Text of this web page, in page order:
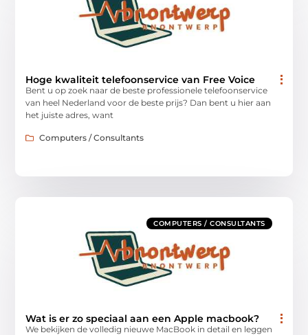
Hoge kwaliteit telefoonservice van Free Voice
Bent u op zoek naar de beste professionele telefoonservice
van heel Nederland voor de beste prijs? Dan bent u hier aan
het juiste adres, want
Computers / Consultants
COMPUTERS / CONSULTANTS
Wat is er zo speciaal aan een Apple macbook?
We bekijken de volledig nieuwe MacBook in detail en leggen